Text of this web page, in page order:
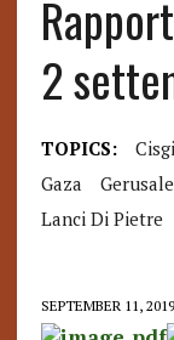
2
TOPICS:
Gaza
Lanci Di Pietre
SEPTEMBER 11, 2019